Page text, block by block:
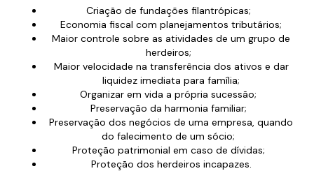
Criação de fundações filantrópicas;
Economia fiscal com planejamentos tributários;
Maior controle sobre as atividades de um grupo de
herdeiros;
Maior velocidade na transferência dos ativos e dar
liquidez imediata para família;
Organizar em vida a própria sucessão;
Preservação da harmonia familiar;
Preservação dos negócios de uma empresa, quando
do falecimento de um sócio;
Proteção patrimonial em caso de dívidas;
Proteção dos herdeiros incapazes.